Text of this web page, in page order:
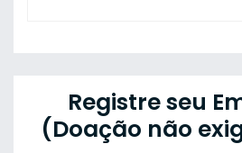
Registre seu
(Doação não